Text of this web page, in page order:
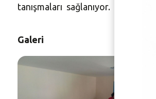
tanışmaları sağlanıyor.
Galeri